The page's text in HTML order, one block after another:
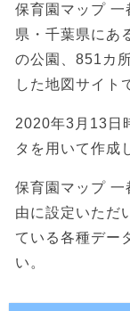
保育園マップ 一
県・千葉県にあ
の公園、851カ
した地図サイト
2020年3月13日
タを用いて作成
保育園マップ 一
由に設定いただ
ている各種デー
い。